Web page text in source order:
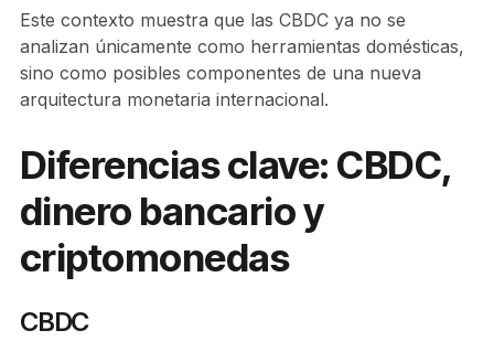
Este contexto muestra que las CBDC ya no se
analizan únicamente como herramientas domésticas,
sino como posibles componentes de una nueva
arquitectura monetaria internacional.
Diferencias clave: CBDC,
dinero bancario y
criptomonedas
CBDC